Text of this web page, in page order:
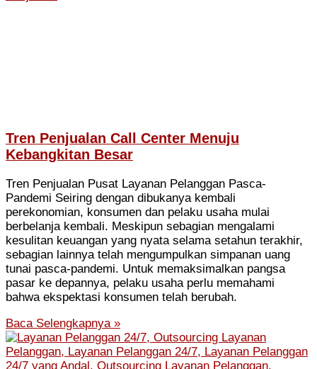
Tren Penjualan Call Center Menuju
Kebangkitan Besar
Tren Penjualan Pusat Layanan Pelanggan Pasca-
Pandemi Seiring dengan dibukanya kembali
perekonomian, konsumen dan pelaku usaha mulai
berbelanja kembali. Meskipun sebagian mengalami
kesulitan keuangan yang nyata selama setahun terakhir,
sebagian lainnya telah mengumpulkan simpanan uang
tunai pasca-pandemi. Untuk memaksimalkan pangsa
pasar ke depannya, pelaku usaha perlu memahami
bahwa ekspektasi konsumen telah berubah.
Baca Selengkapnya »